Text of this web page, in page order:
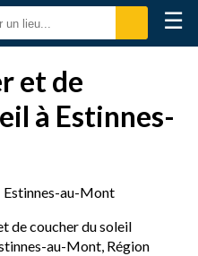
☰
et de
à Estinnes-
Estinnes-au-Mont
de coucher du soleil
au-Mont, Région